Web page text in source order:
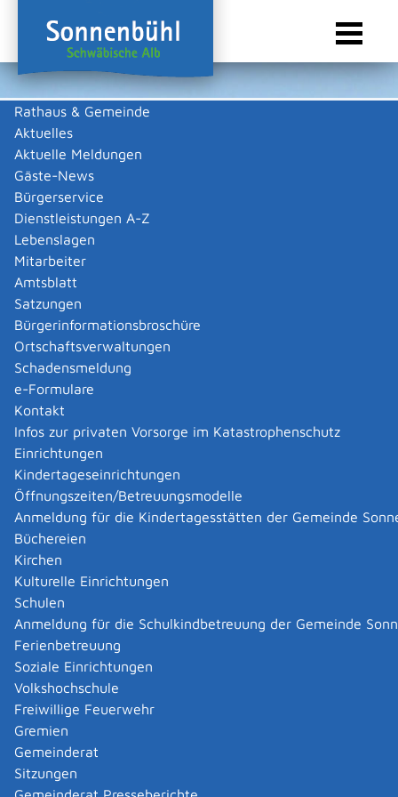
Rathaus & Gemeinde
Aktuelles
Aktuelle Meldungen
Gäste-News
Bürgerservice
Dienstleistungen A-Z
Lebenslagen
Mitarbeiter
Amtsblatt
Satzungen
Bürgerinformationsbroschüre
Ortschaftsverwaltungen
Schadensmeldung
e-Formulare
Kontakt
Infos zur privaten Vorsorge im Katastrophenschutz
Einrichtungen
Kindertageseinrichtungen
Öffnungszeiten/Betreuungsmodelle
Anmeldung für die Kindertagesstätten der Gemeinde
Büchereien
Kirchen
Kulturelle Einrichtungen
Schulen
Anmeldung für die Schulkindbetreuung der Gemeinde
Ferienbetreuung
Soziale Einrichtungen
Volkshochschule
Freiwillige Feuerwehr
Gremien
Gemeinderat
Sitzungen
Sie sind hier:
Gewerbeliste
Kirsch Beteiligungs GmbH
Beschreibung
Versicherungen und Finanzdienstleistungen
Robert Hermann Kirsch
Zurück
| |